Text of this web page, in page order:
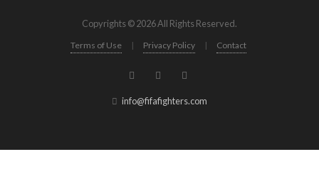
Copyrights © 2026 All Rights Reserved.
Terms of Use | Privacy Policy | Contact
info@fifafighters.com